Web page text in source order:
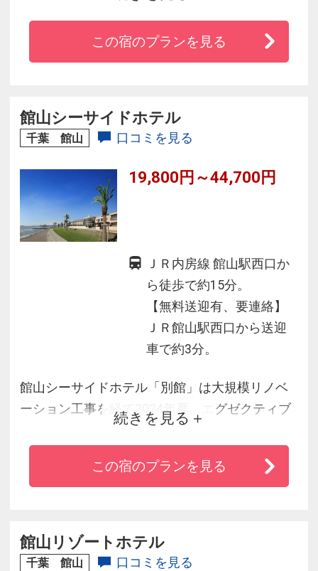
場（約70台分）も完備！
全室太平洋に面したシーサイドホテルです。塩
浦海水浴場までは徒歩30秒！ホテルで無料貸出
夕食の後は、館内の温泉でゆっくりとお過ごし
下さい。
この宿のプランを見る
館山シーサイドホテル
千葉 館山 口コミを見る
19,800円～44,700円
ＪＲ内房線 館山駅西口か
ら徒歩で約15分。
【無料送迎有、要連絡】
ＪＲ館山駅西口から送迎
車で約3分。
館山シーサイドホテル「別館」は大規模リノベ
ーション工事を経て2024年夏、エグゼクティブ
クラスのゲストルームで構成される、ワンラン
ク上の宿泊棟【THE ANNEX（ジ・アネック
ス）】として生まれ変わりました！『日本の夕
融合した非日常の空間で素敵な海辺の休日をお
楽しみください。
続きを見る
この宿のプランを見る
館山リゾートホテル
千葉 館山 口コミを見る